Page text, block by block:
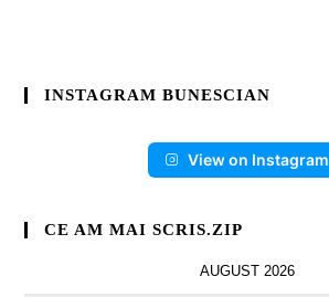
INSTAGRAM BUNESCIAN
View on Instagram
CE AM MAI SCRIS.ZIP
AUGUST 2026